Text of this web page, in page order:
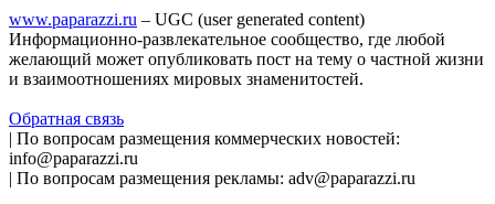
www.paparazzi.ru – UGC (user generated content)
Информационно-развлекательное сообщество, где любой
желающий может опубликовать пост на тему о частной жизни
и взаимоотношениях мировых знаменитостей.
Обратная связь
| По вопросам размещения коммерческих новостей:
info@paparazzi.ru
| По вопросам размещения рекламы: adv@paparazzi.ru